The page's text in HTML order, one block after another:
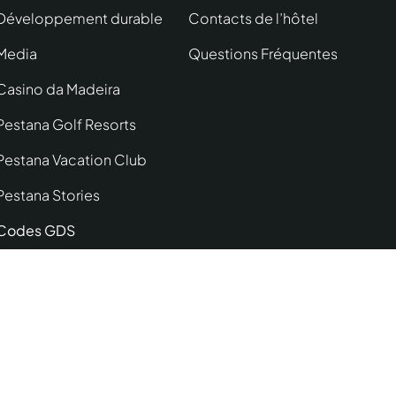
durable
da Madeira
Golf Resorts
Vacation Club
Stories
GDS
Contacts de l’hôtel
Questions Fréquentes